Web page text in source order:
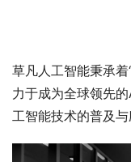
草凡人工智能秉承
力于成为全球领先
工智能技术的普及与